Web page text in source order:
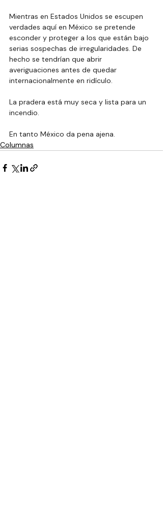
Mientras en Estados Unidos se escupen
verdades aquí en México se pretende
esconder y proteger a los que están bajo
serias sospechas de irregularidades. De
hecho se tendrían que abrir
averiguaciones antes de quedar
internacionalmente en ridículo.
La pradera está muy seca y lista para un
incendio.
En tanto México da pena ajena.
Columnas